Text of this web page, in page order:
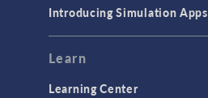
Introducing Simulation Apps
Learn
Learning Center